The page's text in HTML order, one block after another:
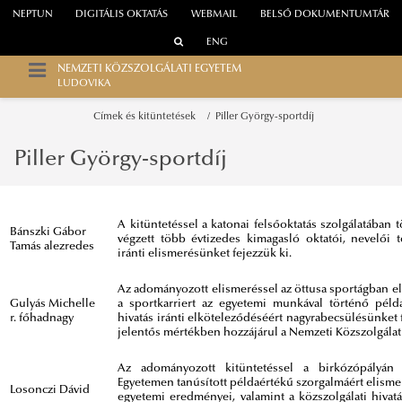
WEBMAIL
NEPTUN DIGITÁLIS OKTATÁS BELSŐ DOKUMENTUMTÁR
ENG
NEMZETI KÖZSZOLGÁLATI EGYETEM
LUDOVIKA
Címek és kitüntetések Piller György-sportdíj
Piller György-sportdíj
Bánszki Gábor
Tamás alezredes
A kitüntetéssel a katonai felsőoktatás szolgálatában
végzett több évtizedes kimagasló oktatói, nevelői
iránti elismerésünket fejezzük ki.
Gulyás Michelle
r. főhadnagy
Az adományozott elismeréssel az öttusa sportágban
a sportkarriert az egyetemi munkával történő
hivatás iránti elköteleződéséért
jelentős mértékben hozzájárul a Nemzeti
Losonczi Dávid
Az adományozott kitüntetéssel a
Egyetemen tanúsított példaértékű szorgalmáért
egyetemi eredményei, valamint a közszolgálati